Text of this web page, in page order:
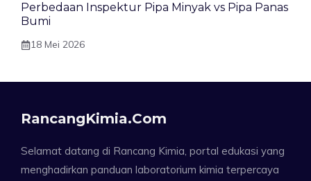
Perbedaan Inspektur Pipa Minyak vs Pipa Panas
Bumi
18 Mei 2026
RancangKimia.com
Selamat datang di Rancang Kimia, portal edukasi yang
menghadirkan panduan laboratorium kimia terpercaya